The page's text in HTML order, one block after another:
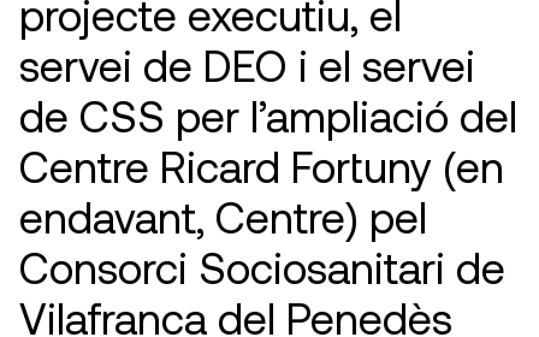
projecte executiu, el
servei de DEO i el servei
de CSS per l’ampliació del
Centre Ricard Fortuny (en
endavant, Centre) pel
Consorci Sociosanitari de
Vilafranca del Penedès